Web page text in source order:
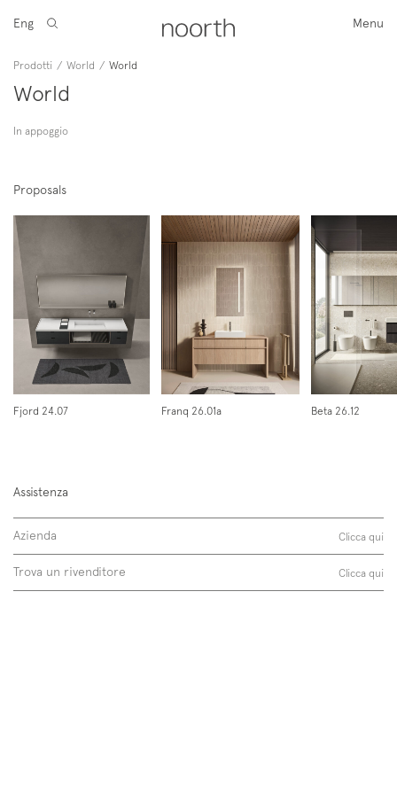
Menu
Eng
Iscriviti alla mailing list
Newsletter
Prodotti / World / World
World
In appoggio
Proposals
Fjord 24.07 Franq 26.01a Beta 26.12
Assistenza
Azienda Clicca qui
Trova un rivenditore Clicca qui